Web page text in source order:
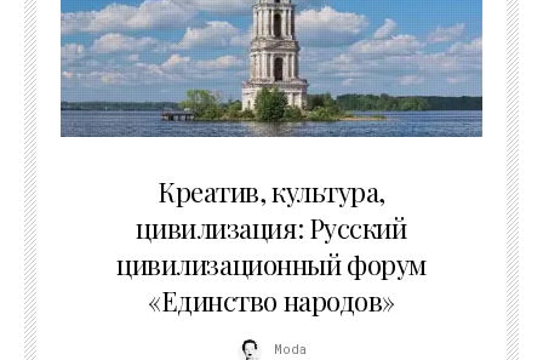
Креатив, культура,
цивилизация: Русский
цивилизационный форум
«Единство народов»
Moda